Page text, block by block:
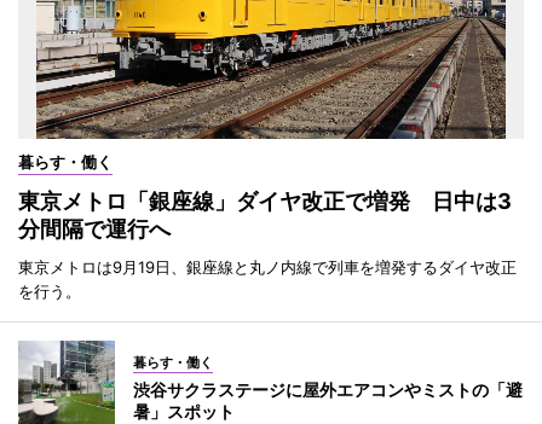
暮らす・働く
東京メトロ「銀座線」ダイヤ改正で増発 日中は3
分間隔で運行へ
東京メトロは9月19日、銀座線と丸ノ内線で列車を増発するダイヤ改正
を行う。
暮らす・働く
渋谷サクラステージに屋外エアコンやミストの「避
暑」スポット